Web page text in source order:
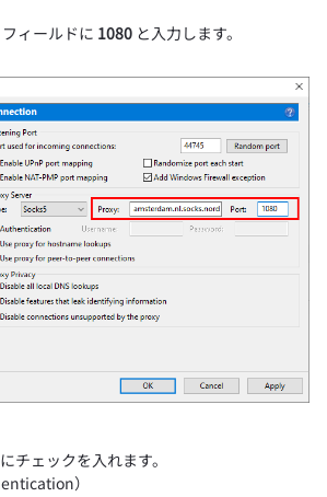
フィールドに 1080 と入力します。
チェックを入れます。
）